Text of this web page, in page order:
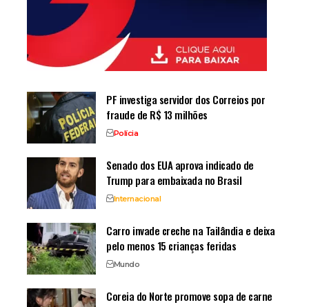
PF investiga servidor dos Correios por
fraude de R$ 13 milhões
Polícia
Senado dos EUA aprova indicado de
Trump para embaixada no Brasil
Internacional
Carro invade creche na Tailândia e deixa
pelo menos 15 crianças feridas
Mundo
Coreia do Norte promove sopa de carne